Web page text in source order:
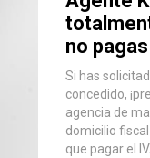
no
Si has
concedido,
agencia de
domicilio
que pagar el